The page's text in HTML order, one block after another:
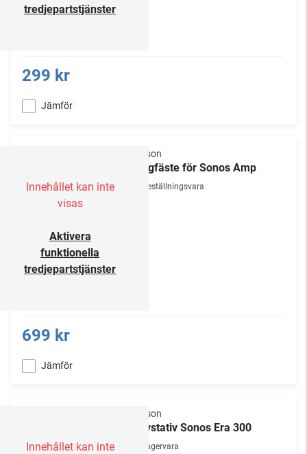
tredjepartstjänster
299 kr
Jämför
Innehållet kan inte
visas
Aktivera
funktionella
tredjepartstjänster
Flexson
Väggfäste för Sonos Amp
Beställningsvara
699 kr
Jämför
Innehållet kan inte
Flexson
Golvstativ Sonos Era 300
Lagervara